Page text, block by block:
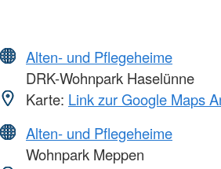
Alten- und Pflegeheime
DRK-Wohnpark Haselünne
Karte: Link zur Google Maps
Alten- und Pflegeheime
Wohnpark Meppen